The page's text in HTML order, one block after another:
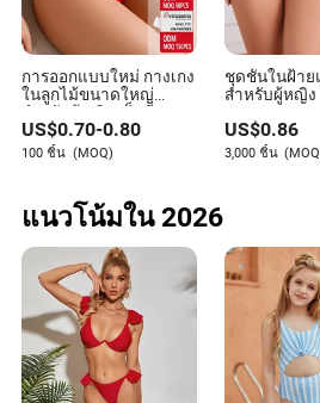
โซเชียลมีเดียโดยเฉพาะเป็นแพลตฟ
วิจารณ์เจริญรุ่งเรือง ผู้ใช้บางคนแส
มุมของการแสดง เรียกร้องให้มีควา
แบบของนางแบบและประเภทของผ
ก็ตาม ความรู้สึกโดยรวมยังคงเป็นบ
เฉลิมฉลองทิศทางใหม่ของการแสดง
เมื่อการแสดงของ Victoria’s Secret
แบรนด์ การแสดงได้วางตำแหน่ง
ฐานะผู้นำเทรนด์ในโลกของแฟชั่น
มันจะขึ้นอยู่กับว่ามันจะปรับตัวเข้ากั
วัฒนธรรมและอุตสาหกรรมได้ดีเพียง
การมุ่งเน้นของแบรนด์ในเรื่องการ
การออกแบบใหม่ กางเกง
ในลูกไม้ขนาดใหญ่
สำหรับผู้หญิง เซ็กซี่
US$0.70-0.80
100 ชิ้น (MOQ)
ชุดชั้นในฝ้า
สำหรับผู้หญิง
US$0.86
3,000 ชิ้น
แนวโน้มใน 2026